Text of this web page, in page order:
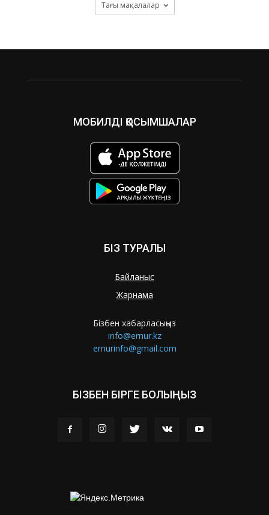
Тағы мақалалар
МОБИЛДІ ҚОСЫМШАЛАР
БІЗ ТУРАЛЫ
Байланыс
Жарнама
Бізбен хабарласыңыз
info@ernur.kz
ernurinfo@gmail.com
БІЗБЕН БІРГЕ БОЛЫҢЫЗ